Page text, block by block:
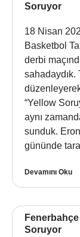
Soruyor
18 Nisan
Basketbol
derbi
sahadaydık.
“Yellow
aynı
sunduk.
gününde
Devamını Oku
Soruyor